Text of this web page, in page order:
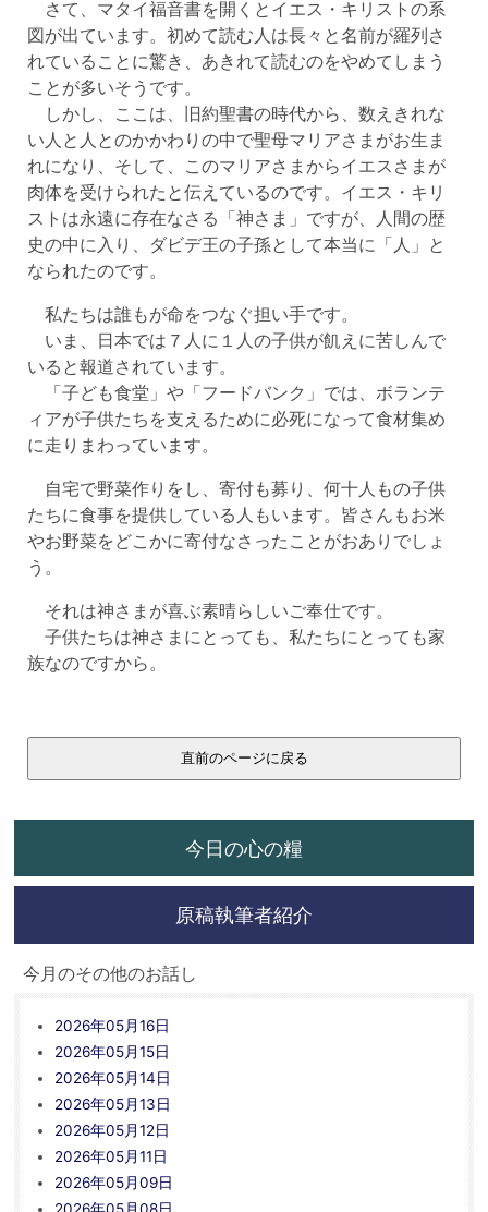
さて、マタイ福音書を開くとイエス・キリストの系
図が出ています。初めて読む人は長々と名前が羅列さ
れていることに驚き、あきれて読むのをやめてしまう
ことが多いそうです。
しかし、ここは、旧約聖書の時代から、数えきれな
い人と人とのかかわりの中で聖母マリアさまがお生ま
れになり、そして、このマリアさまからイエスさまが
肉体を受けられたと伝えているのです。イエス・キリ
ストは永遠に存在なさる「神さま」ですが、人間の歴
史の中に入り、ダビデ王の子孫として本当に「人」と
なられたのです。
私たちは誰もが命をつなぐ担い手です。
いま、日本では７人に１人の子供が飢えに苦しんで
いると報道されています。
「子ども食堂」や「フードバンク」では、ボランテ
ィアが子供たちを支えるために必死になって食材集め
に走りまわっています。
自宅で野菜作りをし、寄付も募り、何十人もの子供
たちに食事を提供している人もいます。皆さんもお米
やお野菜をどこかに寄付なさったことがおありでしょ
う。
それは神さまが喜ぶ素晴らしいご奉仕です。
子供たちは神さまにとっても、私たちにとっても家
族なのですから。
今日の心の糧
原稿執筆者紹介
今月のその他のお話し
2026年05月16日
2026年05月15日
2026年05月14日
2026年05月13日
2026年05月12日
2026年05月11日
2026年05月09日